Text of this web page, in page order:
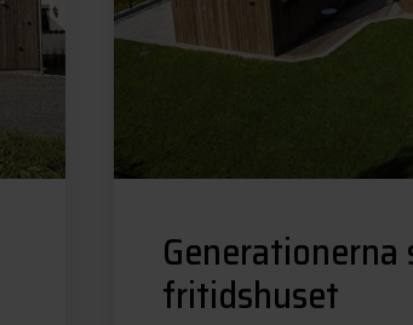
fritidshuset